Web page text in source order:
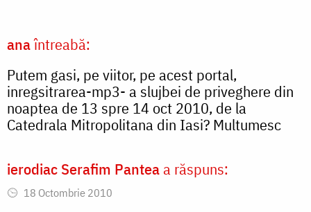
anaîntreabă:
Putem gasi, pe viitor, pe acest portal,
inregsitrarea-mp3- a slujbei de priveghere din
noaptea de 13 spre 14 oct 2010, de la
Catedrala Mitropolitana din Iasi? Multumesc
ierodiac Serafim Pantea a răspuns:
18 Octombrie 2010